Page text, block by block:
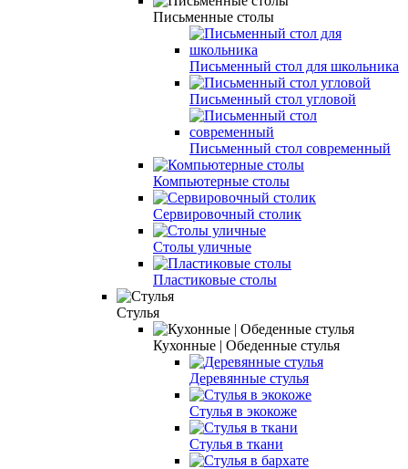
Письменные столы
Письменный стол для школьника
Письменный стол угловой
Письменный стол современный
Компьютерные столы
Сервировочный столик
Столы уличные
Пластиковые столы
Стулья
Кухонные | Обеденные стулья
Деревянные cтулья
Стулья в экокоже
Стулья в ткани